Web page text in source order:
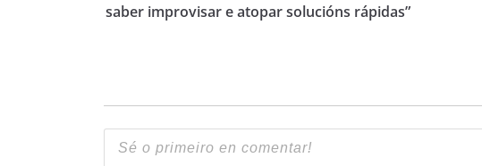
saber improvisar e atopar solucións rápidas”